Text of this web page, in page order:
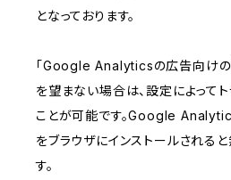
となっております。
「Google Analyticsの広告向けの
を望まない場合は、設定によって
ことが可能です。Google
をブラウザにインストールされる
す。